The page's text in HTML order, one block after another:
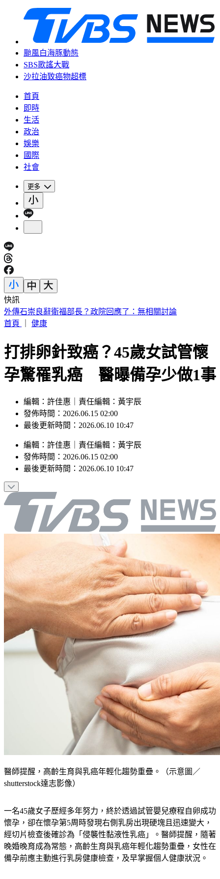
颱風白海豚動態
SBS歌謠大戰
沙拉油致癌物超標
首頁
即時
生活
政治
娛樂
國際
社會
更多
快訊
處置股新制上路！台股6檔10日「關禁閉」 均2分鐘撮合、
8/14出關
打排卵針致癌？45歲女試管懷
孕驚罹乳癌 醫曝備孕少做1事
編輯：許佳惠｜責任編輯：黃宇辰
發佈時間：2026.06.15 02:00
編輯：許佳惠｜責任編輯：
發佈時間：2026.06.15 02:00
醫師提醒，高齡生育與乳癌年輕化趨勢重疊。（示意圖／
一名45歲女子歷經多年努力，終於透過試管嬰兒療程自卵成功
懷孕，卻在懷孕第5周時發現右側乳房出現硬塊且迅速變大，
經切片檢查後確診為「侵襲性黏液性乳癌」。醫師提醒，隨著
晚婚晚育成為常態，高齡生育與乳癌年輕化趨勢重疊，女性在